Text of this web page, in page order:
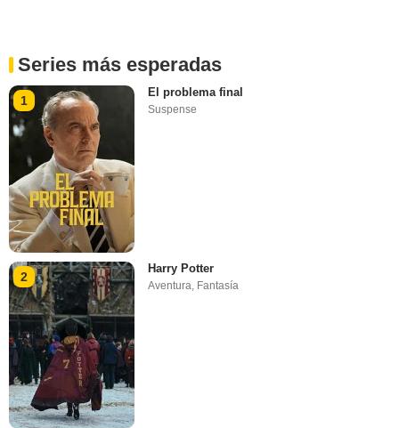
Series más esperadas
1
El problema final
Suspense
2
Harry Potter
Aventura, Fantasía